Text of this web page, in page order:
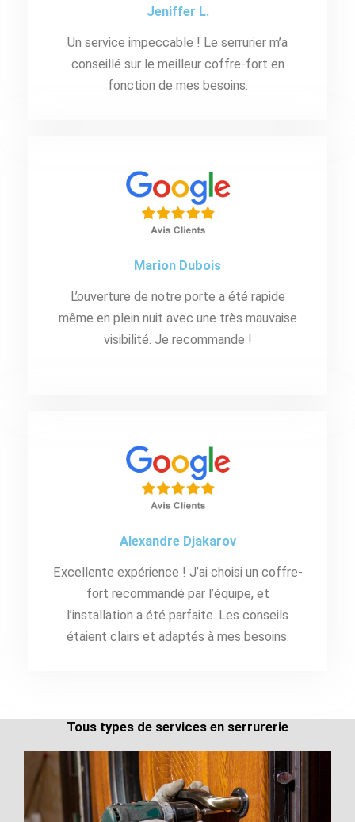
Jeniffer L.
Un service impeccable ! Le serrurier m’a
conseillé sur le meilleur coffre-fort en
fonction de mes besoins.
Marion Dubois
L’ouverture de notre porte a été rapide
même en plein nuit avec une très mauvaise
visibilité. Je recommande !
Alexandre Djakarov
Excellente expérience ! J’ai choisi un coffre-
fort recommandé par l’équipe, et
l’installation a été parfaite. Les conseils
étaient clairs et adaptés à mes besoins.
Tous types de services en serrurerie